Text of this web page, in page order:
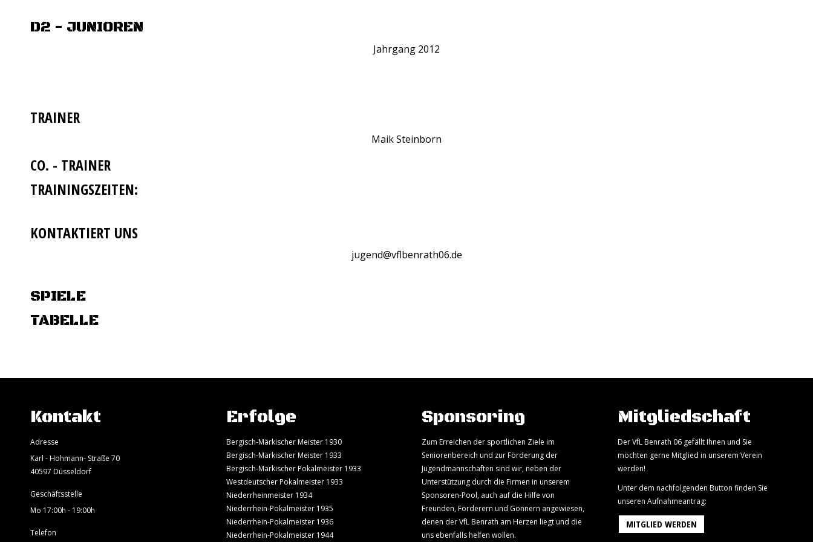
D2 - JUNIOREN
Jahrgang 2012
TRAINER
Maik Steinborn
CO. - TRAINER
TRAININGSZEITEN:
KONTAKTIERT UNS
jugend@vflbenrath06.de
SPIELE
TABELLE
Kontakt
Adresse
Karl - Hohmann- Straße 70
40597 Düsseldorf
Geschäftsstelle
Mo 17:00h - 19:00h
Telefon
Erfolge
Bergisch-Märkischer Meister 1930
Bergisch-Märkischer Meister 1933
Bergisch-Märkischer Pokalmeister 1933
Westdeutscher Pokalmeister 1933
Niederrheinmeister 1934
Niederrhein-Pokalmeister 1935
Niederrhein-Pokalmeister 1936
Niederrhein-Pokalmeister 1944
Sponsoring
Zum Erreichen der sportlichen Ziele im
Seniorenbereich und zur Förderung der
Jugendmannschaften sind wir, neben der
Unterstützung durch die Firmen in unserem
Sponsoren-Pool, auch auf die Hilfe von
Freunden, Förderern und Gönnern angewiesen,
denen der VfL Benrath am Herzen liegt und die
uns ebenfalls helfen wollen.
Mitgliedschaft
Der VfL Benrath 06 gefällt Ihnen und Sie
möchten gerne Mitglied in unserem Verein
werden!
Unter dem nachfolgenden Button finden Sie
unseren Aufnahmeantrag:
MITGLIED WERDEN